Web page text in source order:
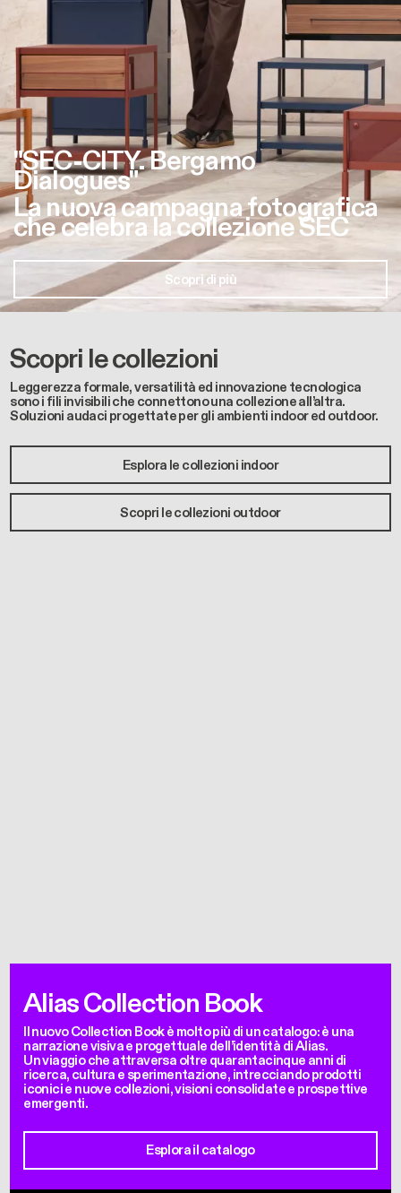
"SEC-CITY. Bergamo
Dialogues"
La nuova campagna fotografica
che celebra la collezione SEC
Scopri di più
Scopri le collezioni
Leggerezza formale, versatilità ed innovazione tecnologica
sono i fili invisibili che connettono una collezione all’altra.
Soluzioni audaci progettate per gli ambienti indoor ed outdoor.
Esplora le collezioni indoor
Scopri le collezioni outdoor
Alias Collection Book
Il nuovo Collection Book è molto più di un catalogo: è una
narrazione visiva e progettuale dell’identità di Alias.
Un viaggio che attraversa oltre quarantacinque anni di
ricerca, cultura e sperimentazione, intrecciando prodotti
iconici e nuove collezioni, visioni consolidate e prospettive
emergenti.
Esplora il catalogo